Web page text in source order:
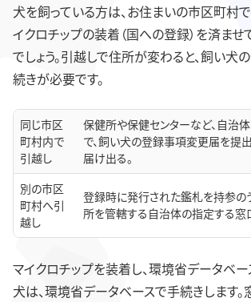
犬を飼っている方は、お住まいの市区町村
イクロチップの装着（国への登録）を済ま
でしょう。引越しで住所が変わると、飼い犬
続きが必要です。
同じ市区
町村内で
引越し
保健所や保健センターなど、自治
で、飼い犬の登録事項変更届を提
届け出る。
別の市区
町村へ引
越し
登録時に発行された鑑札を持参の
所を管轄する自治体の指定する窓
マイクロチップを装着し、環境省データベ
犬は、環境省データベースで手続きします